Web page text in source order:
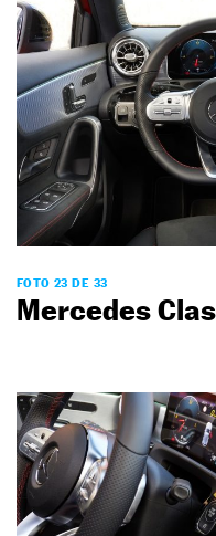
FOTO 23 DE 33
Mercedes